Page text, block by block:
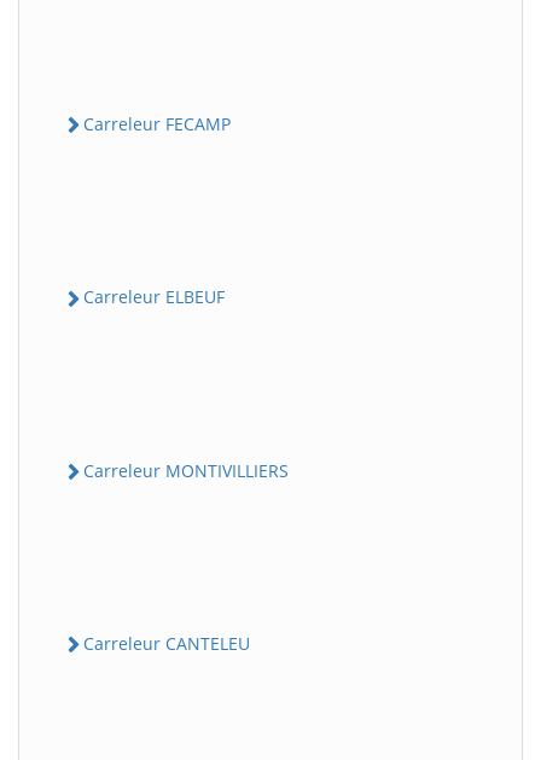
Carreleur FECAMP
Carreleur ELBEUF
Carreleur MONTIVILLIERS
Carreleur CANTELEU